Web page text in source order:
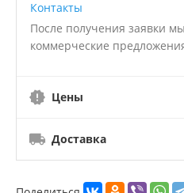
Контакты
После получения заявки
коммерческие
Цены
Доставка